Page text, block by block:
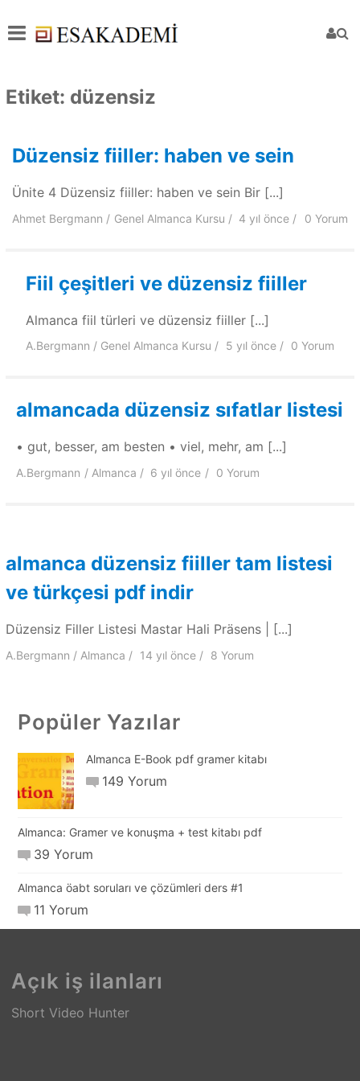
Etiket: düzensiz
Düzensiz fiiller: haben ve sein
Ünite 4 Düzensiz fiiller: haben ve sein Bir [...]
Ahmet Bergmann Genel Almanca Kursu 4 yıl önce 0 Yorum
Fiil çeşitleri ve düzensiz fiiller
Almanca fiil türleri ve düzensiz fiiller [...]
A.Bergmann Genel Almanca Kursu 5 yılönce 0 Yorum
almancada düzensiz sıfatlar listesi
• gut, besser, am besten • viel, mehr, am [...]
A.Bergmann Almanca 6 yıl önce 0 Yorum
almanca düzensiz fiiller tam listesi
ve türkçesi pdf indir
Düzensiz Filler Listesi Mastar Hali Präsens | [...]
A.Bergmann Almanca 14 yılönce 8 Yorum
Popüler Yazılar
Almanca E-Book pdf gramer kitabı
149 Yorum
Almanca: Gramer ve konuşma + test kitabı pdf
39 Yorum
Almanca öabt soruları ve çözümleri ders #1
11 Yorum
Açık iş ilanları
Short Video Hunter